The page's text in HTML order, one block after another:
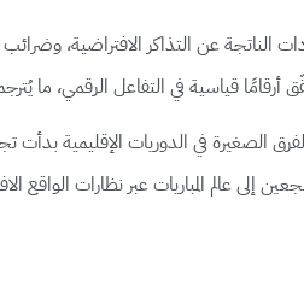
الناتجة عن التذاكر الافتراضية،
أرقامًا قياسية في التفاعل الرقمي، ما
الصغيرة في الدوريات الإقليمية
إلى عالم المباريات عبر نظارات